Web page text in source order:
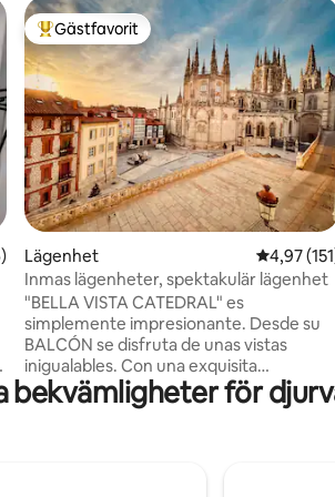
betyg, 166 omdömen
Populär gästfavorit
Gästfavorit
Lägenhet 4,97 av 5
4,97
Inmas lägenheter, spektakulär lägenhet
"BELLA VISTA CATEDRAL" es
simplemente impresionante. Desde su
BALCÓN se disfruta de unas vistas
inigualables. Con una exquisita
decoración conjuga comodidad y diseño
en una vivienda de LUJO, A ESTRENAR.
bekvämligheter för